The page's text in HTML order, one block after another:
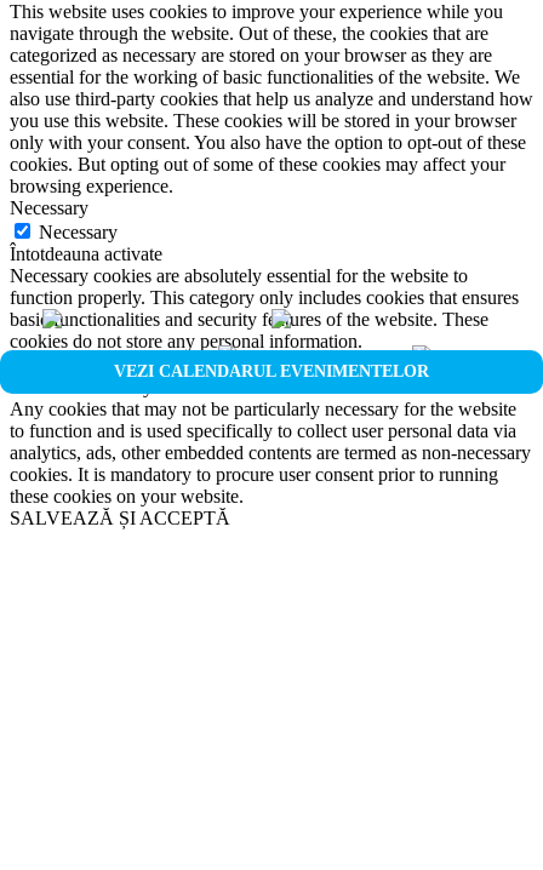
VEZI CALENDARUL EVENIMENTELOR
This website uses cookies to improve your experience while you
navigate through the website. Out of these, the cookies that are
categorized as necessary are stored on your browser as they are
essential for the working of basic functionalities of the website. We
also use third-party cookies that help us analyze and understand how
you use this website. These cookies will be stored in your browser
only with your consent. You also have the option to opt-out of these
cookies. But opting out of some of these cookies may affect your
browsing experience.
Necessary
Necessary
Întotdeauna activate
Necessary cookies are absolutely essential for the website to
function properly. This category only includes cookies that ensures
basic functionalities and security features of the website. These
cookies do not store any personal information.
Non-necessary
Any cookies that may not be particularly necessary for the website
to function and is used specifically to collect user personal data via
analytics, ads, other embedded contents are termed as non-necessary
cookies. It is mandatory to procure user consent prior to running
these cookies on your website.
SALVEAZĂ ȘI ACCEPTĂ